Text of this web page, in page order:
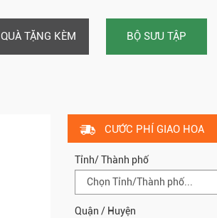
QUÀ TẶNG KÈM BỘ SƯU TẬP
CƯỚC PHÍ GIAO HOA
Tỉnh/ Thành phố
Quận / Huyện